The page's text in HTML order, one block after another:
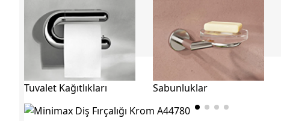
Tuvalet Kağıtlıkları Sabunluklar